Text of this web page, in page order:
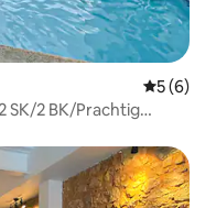
5 (6)
SK/2 BK/Prachtig